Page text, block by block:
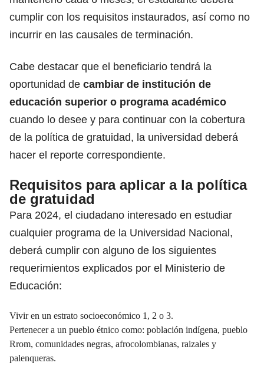
cumplir con los requisitos instaurados, así como no
incurrir en las causales de terminación.
Cabe destacar que el beneficiario tendrá la
oportunidad de cambiar de institución de
educación superior o programa académico
cuando lo desee y para continuar con la cobertura
de la política de gratuidad, la universidad deberá
hacer el reporte correspondiente.
Requisitos para aplicar a la política
de gratuidad
Para 2024, el ciudadano interesado en estudiar
cualquier programa de la Universidad Nacional,
deberá cumplir con alguno de los siguientes
requerimientos explicados por el Ministerio de
Educación:
Vivir en un estrato socioeconómico 1, 2 o 3.
Pertenecer a un pueblo étnico como: población indígena, pueblo
Rrom, comunidades negras, afrocolombianas, raizales y
palenqueras.